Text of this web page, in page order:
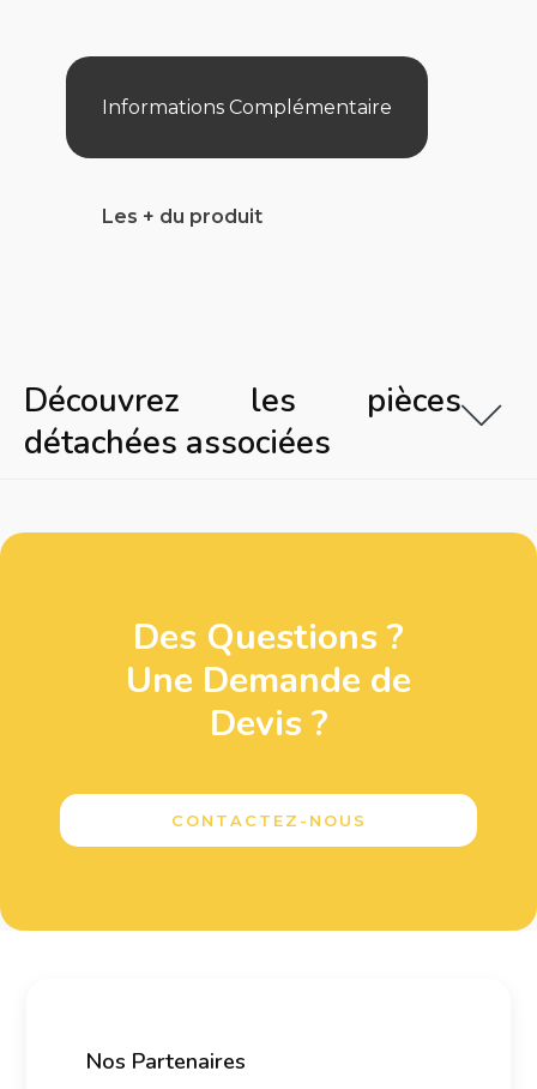
Informations Complémentaire
Les + du produit
Découvrez les pièces
détachées associées
Des Questions ?
Une Demande de
Devis ?
CONTACTEZ-NOUS
Nos Partenaires